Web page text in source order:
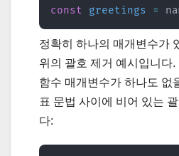
const greetings =
정확히 하나의 매개변수가
위의 괄호 제거 예시입니다.
함수 매개변수가 하나도 없
표 문법 사이에 비어 있는
다: